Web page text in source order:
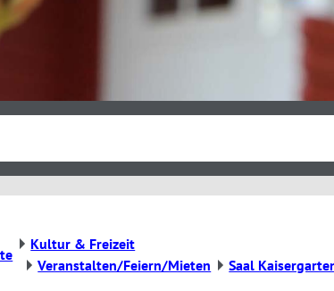
Kultur & Freizeit
Veranstalten/Feiern/Mieten
Saal